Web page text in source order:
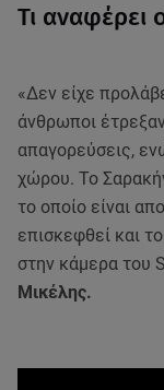
Τι
«Δεν είχε
άνθρωποι
απαγορεύσεις,
χώρου. Το
το οποίο είναι
επισκεφθεί και
στην κάμερα του
Μικέλης.